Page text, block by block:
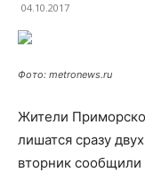
04.10.2017
Фото: metronews.ru
Жители
лишатся сразу
вторник